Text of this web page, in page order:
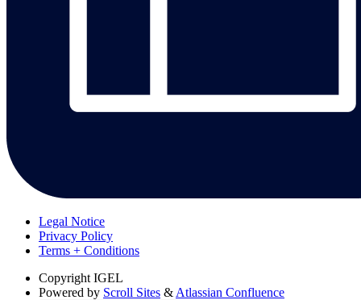
Legal Notice
Privacy Policy
Terms + Conditions
Copyright IGEL
Powered by Scroll Sites & Atlassian Confluence